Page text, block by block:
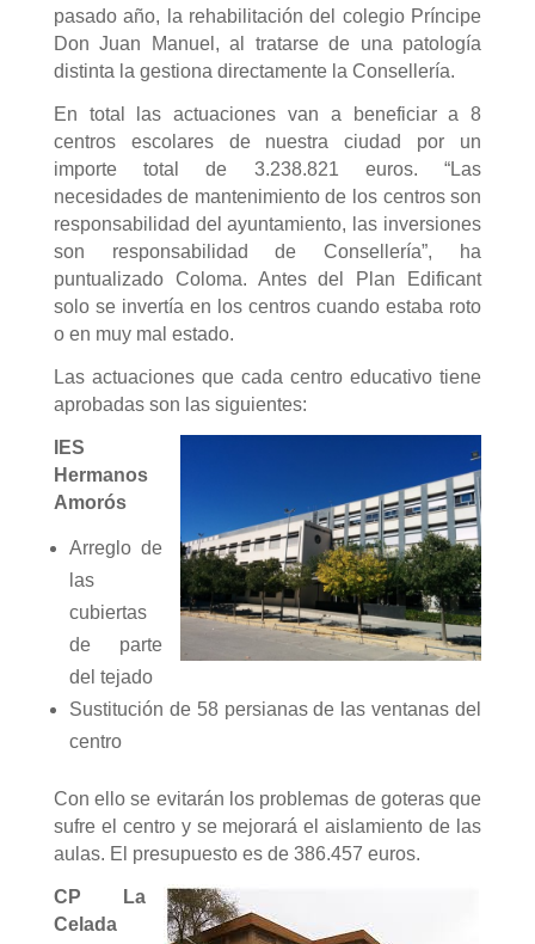
pasado año, la rehabilitación del colegio Príncipe
Don Juan Manuel, al tratarse de una patología
distinta la gestiona directamente la Consellería.
En total las actuaciones van a beneficiar a 8
centros escolares de nuestra ciudad por un
importe total de 3.238.821 euros. “Las
necesidades de mantenimiento de los centros son
responsabilidad del ayuntamiento, las inversiones
son responsabilidad de Consellería”, ha
puntualizado Coloma. Antes del Plan Edificant
solo se invertía en los centros cuando estaba roto
o en muy mal estado.
Las actuaciones que cada centro educativo tiene
aprobadas son las siguientes:
IES
Hermanos
Amorós
Arreglo de
las
cubiertas
de parte
del tejado
Sustitución de 58 persianas de las ventanas del
centro
Con ello se evitarán los problemas de goteras que
sufre el centro y se mejorará el aislamiento de las
aulas. El presupuesto es de 386.457 euros.
CP La
Celada